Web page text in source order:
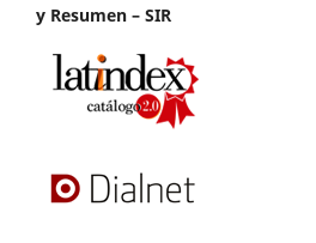
y Resumen – SIR